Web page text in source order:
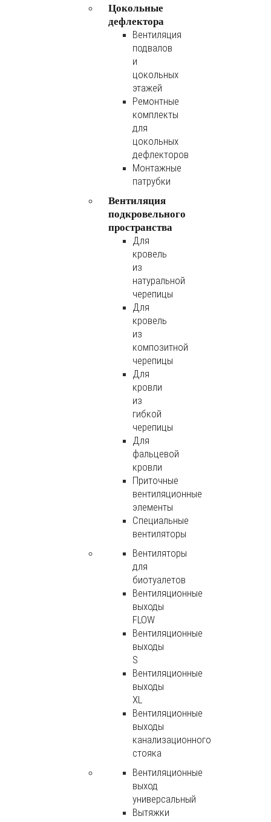
Цокольные
дефлектора
Вентиляция
подвалов
и
цокольных
этажей
Ремонтные
комплекты
для
цокольных
дефлекторов
Монтажные
патрубки
Вентиляция
подкровельного
пространства
Для
кровель
из
натуральной
черепицы
Для
кровель
из
композитной
черепицы
Для
кровли
из
гибкой
черепицы
Для
фальцевой
кровли
Приточные
вентиляционные
элементы
Специальные
вентиляторы
Вентиляторы
для
биотуалетов
Вентиляционные
выходы
FLOW
Вентиляционные
выходы
S
Вентиляционные
выходы
XL
Вентиляционные
выходы
канализационного
стояка
Вентиляционные
выход
универсальный
Вытяжки